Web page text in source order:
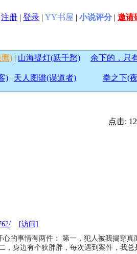
注册 | 登录 | YY书屋 | 小说评分 | 邀请
) | 山海提灯(跃千愁) 余下的，只
) | 天人图谱(误道者) 拳之下(
点击:
[访问]
的事情有两件： 第一，犯人被我揭穿真
，身边有个狄胖胖，每次遇到案件，我总